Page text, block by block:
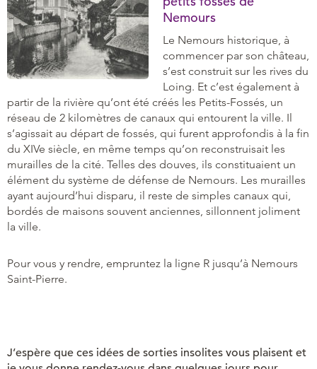
Nemours
Le Nemours historique, à
commencer par son château,
s’est construit sur les rives du
Loing. Et c’est également à
partir de la rivière qu’ont été créés les Petits-Fossés, un
réseau de 2 kilomètres de canaux qui entourent la ville. Il
s’agissait au départ de fossés, qui furent approfondis à la fin
du XIVe siècle, en même temps qu’on reconstruisait les
murailles de la cité. Telles des douves, ils constituaient un
élément du système de défense de Nemours. Les murailles
ayant aujourd’hui disparu, il reste de simples canaux qui,
bordés de maisons souvent anciennes, sillonnent joliment
la ville.
Pour vous y rendre, empruntez la ligne R jusqu’à Nemours
Saint-Pierre.
J’espère que ces idées de sorties insolites vous plaisent et